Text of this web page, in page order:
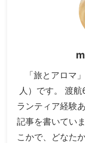
「旅とアロマ
人）です。 渡
ランティア経験
記事を書いてい
こかで、どなた